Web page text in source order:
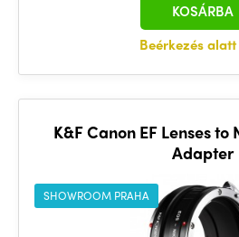
Beérkezés alatt
KOSÁRBA
K&F Canon EF Lenses
Adapter
SHOWROOM PRAHA